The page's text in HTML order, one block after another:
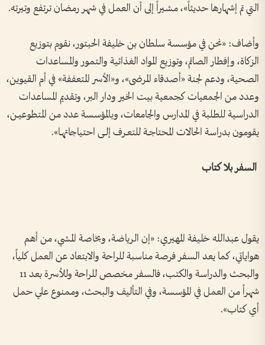
التي تم إشهارها حديثاً»، مشيراً إلى أن العمل في شهر رمضان ترتفع وتيرته.
وأضاف: «نحن في مؤسسة سلطان بن خليفة الحبتور، نقوم بتوزيع
الزكاة، وإفطار الصائم، وتوزيع المواد الغذائية والتمور والمساعدات
الصحية، ودعم لجنة «أصدقاء المرضى»، و«الأسر المتعففة» في أم القيوين،
وعدد من الجمعيات كجمعية بيت الخير ودار البر، وتقديم المساعدات
الدراسية للطلبة في المدارس والجامعات، وبالمؤسسة عدد من المتطوعيــن،
يقومون بدراسة الحالات المحتاجــة للتعــرف إلــى احتياجاتهــا».
السفر بلا كتاب
يقول عبدالله خليفة المهيري: «إن الرياضة، وبخاصة المشي، من أهم
هواياتي، كما يعد السفر فرصة مناسبة للراحة والابتعاد عن العمل كلياً،
والبحث والدراسة والكتب، فالسفر مخصص للراحة وللأسرة بعد 11
شهراً من العمل في المؤسسة، وفي التأليف والبحث، وممنوع علي حمل
أي كتاب».